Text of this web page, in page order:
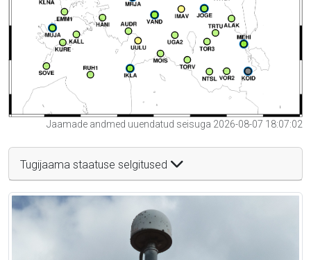
Jaamade andmed uuendatud seisuga 2026-08-07 18:07:02
Tugijaama staatuse selgitused